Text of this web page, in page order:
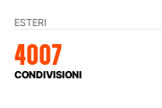
ESTERI
4007
CONDIVISIONI